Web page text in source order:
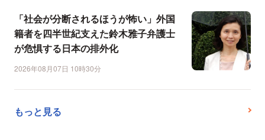
「社会が分断されるほうが怖い」外国
籍者を四半世紀支えた鈴木雅子弁護士
が危惧する日本の排外化
2026年08月07日 10時30分
もっと見る